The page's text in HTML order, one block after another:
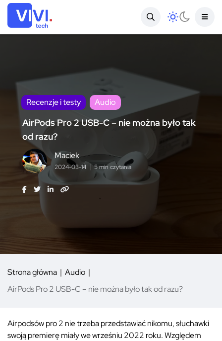
Recenzje i testy Audio
AirPods Pro 2 USB-C – nie można było tak
od razu?
Maciek
2024-03-14 5 min czytania
Strona główna
Audio
AirPods Pro 2 USB-C – nie można było tak od razu?
Airpodsów pro 2 nie trzeba przedstawiać nikomu, słuchawki
swoją premierę miały we wrześniu 2022 roku. Względem